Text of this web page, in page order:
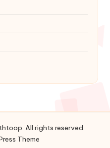
All rights reserved.
Theme